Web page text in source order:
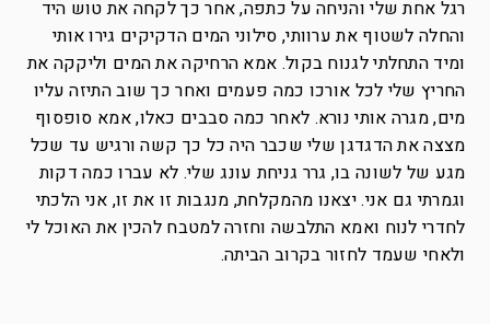
רגל אחת שלי והניחה על כתפה, אחר כך לקחה את טוש היד
והחלה לשטוף את ערוותי, סילוני המים הדקיקים גירו אותי
ומיד התחלתי לגנוח בקול. אמא הרחיקה את המים וליקקה את
החריץ שלי לכל אורכו כמה פעמים ואחר כך שוב התיזה עליו
מים, מגרה אותי נורא. לאחר כמה סבבים כאלו, אמא סופסוף
מצצה את הדגדגן שלי שכבר היה כל כך קשה ורגיש עד שכל
מגע של לשונה בו, גרר גניחת עונג שלי. לא עברו כמה דקות
וגמרתי גם אני. יצאנו מהמקלחת, מנגבות זו את זו, אני הלכתי
לחדרי לנוח ואמא התלבשה וחזרה למטבח להכין את האוכל לי
ולאחי שעמד לחזור בקרוב הביתה.